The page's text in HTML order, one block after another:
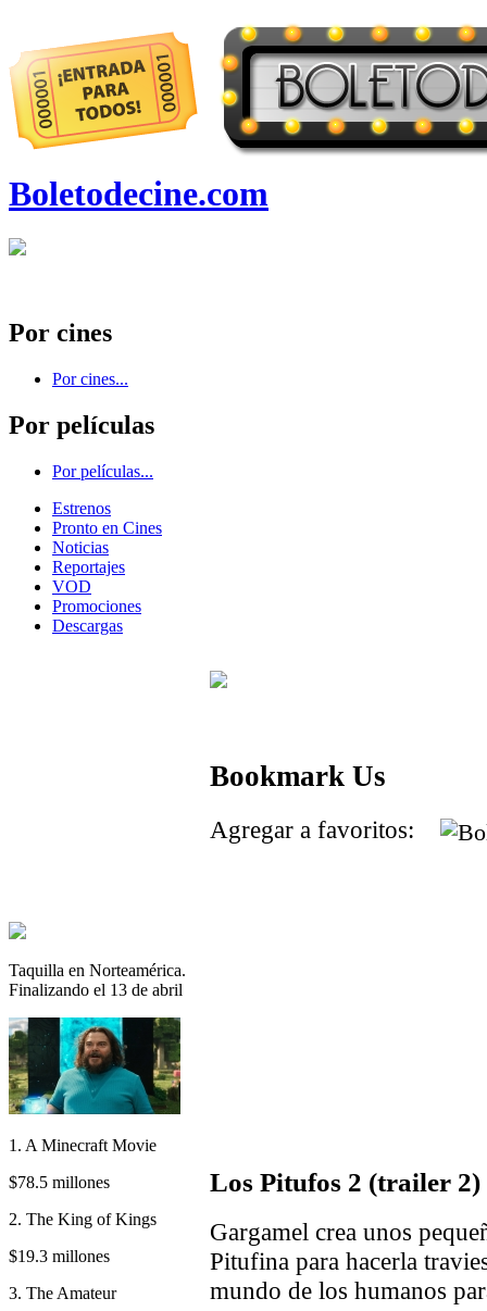
Boletodecine.com
Por cines
Por cines...
Por películas
Por películas...
Estrenos
Pronto en Cines
Noticias
Reportajes
VOD
Promociones
Descargas
Taquilla en Norteamérica.
Finalizando el 13 de abril
1. A Minecraft Movie
$78.5 millones
2. The King of Kings
$19.3 millones
3. The Amateur
Bookmark Us
Agregar a favoritos:
Los Pitufos 2 (trailer 2)
Gargamel crea unos
Pitufina para hacerla
mundo de los humanos